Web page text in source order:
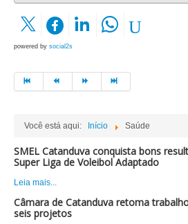
powered by social2s
Você está aqui: Início Saúde
SMEL Catanduva conquista bons
Super Liga de Voleibol Adaptado
Leia mais...
Câmara de Catanduva retoma
seis projetos